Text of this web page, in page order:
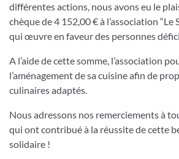
différentes actions, nous avons eu le
chèque de 4 152,00 € à l’association “Le
qui œuvre en faveur des personnes
A l’aide de cette somme, l’association
l’aménagement de sa cuisine afin de
culinaires adaptés.
Nous adressons nos remerciements à
qui ont contribué à la réussite de cette
solidaire !